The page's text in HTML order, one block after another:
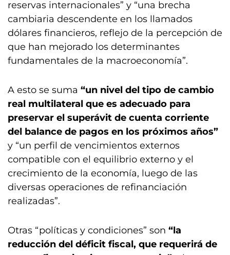
reservas internacionales” y “una brecha
cambiaria descendente en los llamados
dólares financieros, reflejo de la percepción de
que han mejorado los determinantes
fundamentales de la macroeconomía”.
A esto se suma “un nivel del tipo de cambio
real multilateral que es adecuado para
preservar el superávit de cuenta corriente
del balance de pagos en los próximos años”
y “un perfil de vencimientos externos
compatible con el equilibrio externo y el
crecimiento de la economía, luego de las
diversas operaciones de refinanciación
realizadas”.
Otras “políticas y condiciones” son “la
reducción del déficit fiscal, que requerirá de